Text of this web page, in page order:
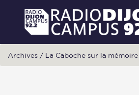
Archives / La Caboche sur la mémoire